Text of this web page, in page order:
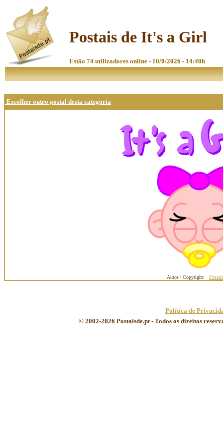
Postais de It's a Girl
Estão 74 utilizadores online - 10/8/2026 - 14:40h
Escolher outro postal desta categoria
Autor / Copyright:
Política de
© 2002-2026 Postaisde.pt - Todos os direitos